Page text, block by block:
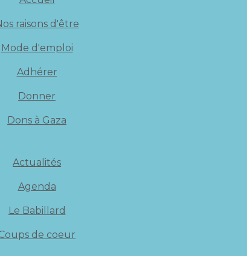
raisons d'être
Mode d'emploi
Adhérer
Donner
Dons à Gaza
Actualités
Agenda
Le Babillard
de coeur